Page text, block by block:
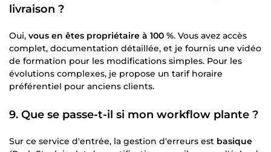
livraison ?
Oui, vous en êtes propriétaire à 100 %. Vous avez accès
complet, documentation détaillée, et je fournis une vidéo
de formation pour les modifications simples. Pour les
évolutions complexes, je propose un tarif horaire
préférentiel pour anciens clients.
9. Que se passe-t-il si mon workflow plante ?
Sur ce service d'entrée, la gestion d'erreurs est basique